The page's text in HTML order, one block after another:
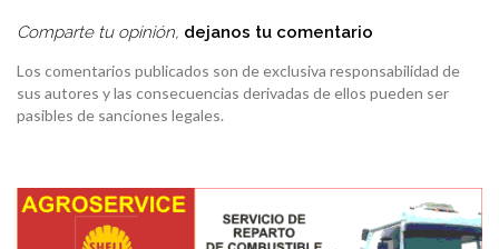
Comparte tu opinión, dejanos tu comentario
Los comentarios publicados son de exclusiva responsabilidad de
sus autores y las consecuencias derivadas de ellos pueden ser
pasibles de sanciones legales.